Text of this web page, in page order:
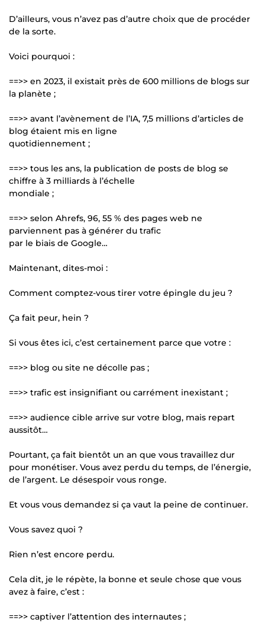
D’ailleurs, vous n’avez pas d’autre choix que de procéder
de la sorte.
Voici pourquoi :
==>> en 2023, il existait près de 600 millions de blogs sur
la planète ;
==>> avant l’avènement de l’IA, 7,5 millions d’articles de
blog étaient mis en ligne
quotidiennement ;
==>> tous les ans, la publication de posts de blog se
chiffre à 3 milliards à l’échelle
mondiale ;
==>> selon Ahrefs, 96, 55 % des pages web ne
parviennent pas à générer du trafic
par le biais de Google…
Maintenant, dites-moi :
Comment comptez-vous tirer votre épingle du jeu ?
Ça fait peur, hein ?
Si vous êtes ici, c’est certainement parce que votre :
==>> blog ou site ne décolle pas ;
==>> trafic est insignifiant ou carrément inexistant ;
==>> audience cible arrive sur votre blog, mais repart
aussitôt…
Pourtant, ça fait bientôt un an que vous travaillez dur
pour monétiser. Vous avez perdu du temps, de l’énergie,
de l’argent. Le désespoir vous ronge.
Et vous vous demandez si ça vaut la peine de continuer.
Vous savez quoi ?
Rien n’est encore perdu.
Cela dit, je le répète, la bonne et seule chose que vous
avez à faire, c’est :
==>> captiver l’attention des internautes ;